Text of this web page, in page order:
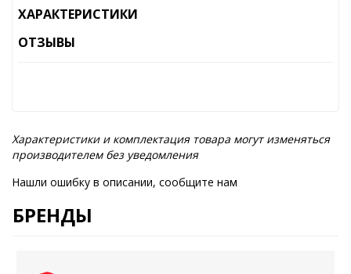
ХАРАКТЕРИСТИКИ
ОТЗЫВЫ
Характеристики и комплектация товара могут изменяться
производителем без уведомления
Нашли ошибку в описании, сообщите нам
БРЕНДЫ